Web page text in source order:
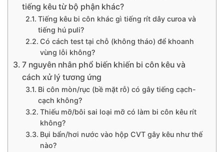
tiếng kêu từ bộ phận khác?
Tiếng kêu bi côn khác gì tiếng rít dây curoa và
tiếng hú puli?
Có cách test tại chỗ (không tháo) để khoanh
vùng lỗi không?
7 nguyên nhân phổ biến khiến bi côn kêu và
cách xử lý tương ứng
Bi côn mòn/rục (bề mặt rỗ) có gây tiếng cạch-
cạch không?
Thiếu mỡ/bôi sai loại mỡ có làm bi côn kêu rít
không?
Bụi bẩn/hơi nước vào hộp CVT gây kêu như thế
nào?